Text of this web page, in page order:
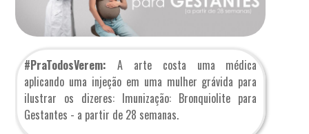
#PraTodosVerem:A arte costa uma médica
aplicando uma injeção em uma mulher grávida para
ilustrar os dizeres: Imunização: Bronquiolite para
Gestantes - a partir de 28 semanas.